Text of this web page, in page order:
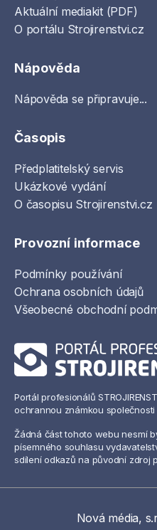
Aktuální mediakit (PDF)
O portálu Strojirenstvi.cz
Nápověda
Nápověda se připravuje...
Časopis
Předplatitelský servis
Ukázkové vydání
O časopisu Strojirenstvi.cz
Provozní informace
Podmínky používání
Ochrana osobních údajů
Všeobecné obchodní
Portál profesionálů
ochrannou známkou společnosti
Žádná část tohoto webu nesmí
písemného souhlasu
sdílení odkazů na původní zdroj
Nová média,